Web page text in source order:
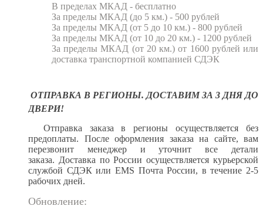
В пределах МКАД - бесплатно
За пределы МКАД (до 5 км.) - 500 рублей
За пределы МКАД (от 5 до 10 км.) - 800 рублей
За пределы МКАД (от 10 до 20 км.) - 1200 рублей
За пределы МКАД (от 20 км.) от 1600 рублей или
доставка транспортной компанией СДЭК
ОТПРАВКА В РЕГИОНЫ. ДОСТАВИМ ЗА 3 ДНЯ ДО
ДВЕРИ!
Отправка заказа в регионы осуществляется без
предоплаты. После оформления заказа на сайте, вам
перезвонит менеджер и уточнит все детали
заказа. Доставка по России осуществляется курьерской
службой СДЭК или EMS Почта России, в течение 2-5
рабочих дней.
Обновление: